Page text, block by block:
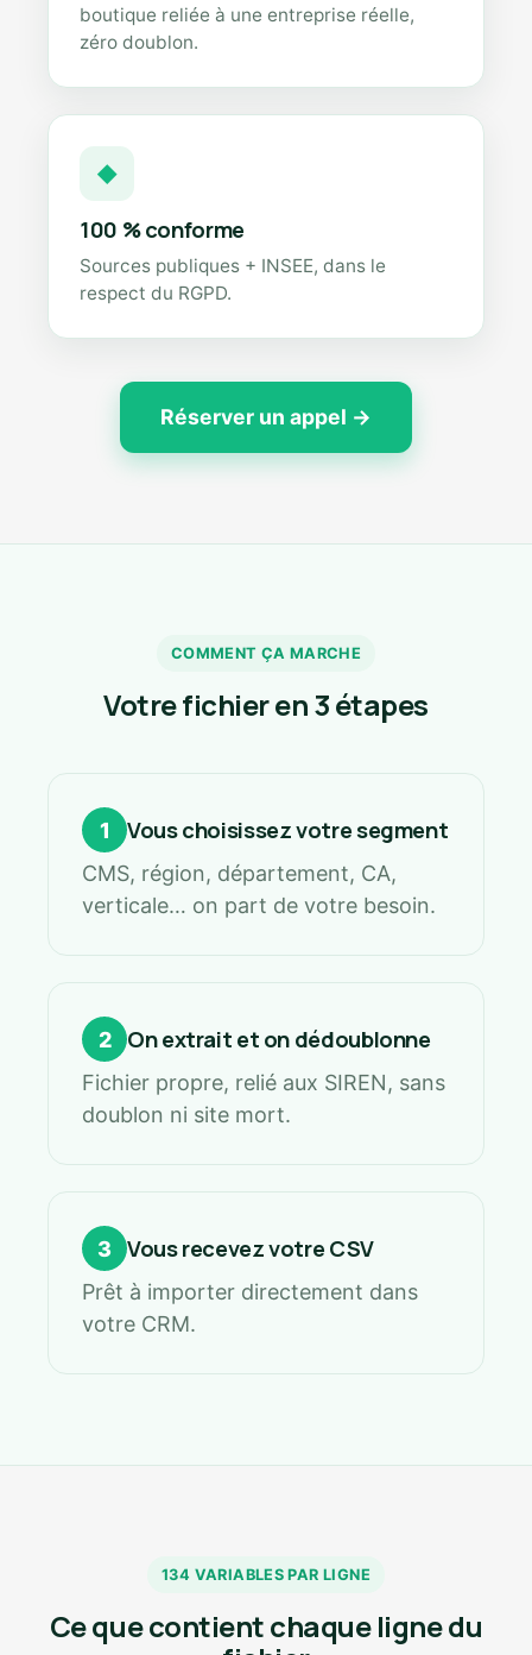
boutique reliée à une entreprise réelle,
zéro doublon.
◆
100 % conforme
Sources publiques + INSEE, dans le
respect du RGPD.
Réserver un appel →
COMMENT ÇA MARCHE
Votre fichier en 3 étapes
1 Vous choisissez votre segment
CMS, région, département, CA,
verticale… on part de votre besoin.
2 On extrait et on dédoublonne
Fichier propre, relié aux SIREN, sans
doublon ni site mort.
3 Vous recevez votre CSV
Prêt à importer directement dans
votre CRM.
134 VARIABLES PAR LIGNE
Ce que contient chaque ligne du